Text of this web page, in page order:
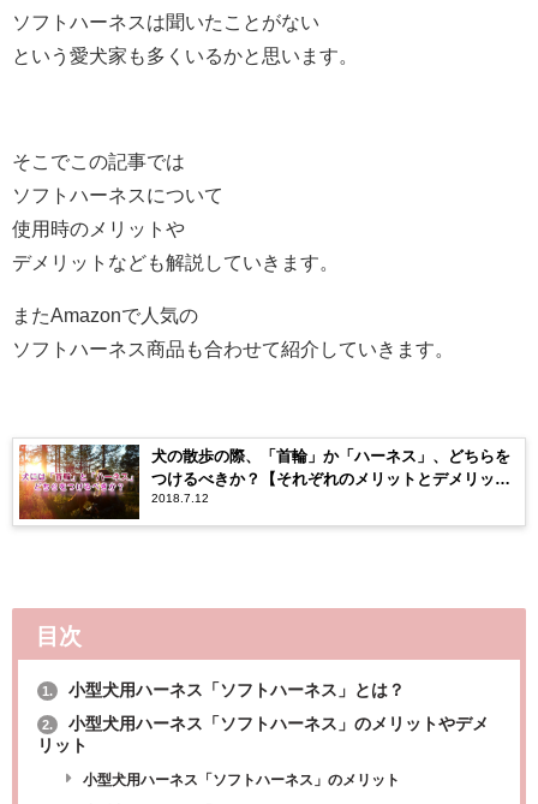
ソフトハーネスは聞いたことがない
という愛犬家も多くいるかと思います。
そこでこの記事では
ソフトハーネスについて
使用時のメリットや
デメリットなども解説していきます。
またAmazonで人気の
ソフトハーネス商品も合わせて紹介していきます。
犬の散歩の際、「首輪」か「ハーネス」、どちらを
つけるべきか？【それぞれのメリットとデメリッ
ト】
2018.7.12
目次
1. 小型犬用ハーネス「ソフトハーネス」とは？
2.
小型犬用ハーネス「ソフトハーネス」のメリットやデメ
リット
小型犬用ハーネス「ソフトハーネス」のメリット